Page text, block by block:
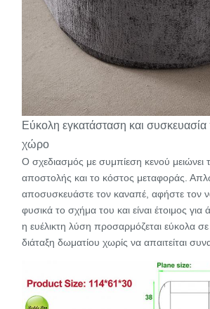
Εύκολη εγκατάσταση και συσκευασία
χώρο
Ο σχεδιασμός με συμπίεση κενού μειώνει
αποστολής και το κόστος μεταφοράς.
αποσυσκευάστε τον καναπέ, αφήστε τον
φυσικά το σχήμα του και είναι έτοιμος
η ευέλικτη λύση προσαρμόζεται εύκολα
διάταξη δωματίου χωρίς να απαιτείται